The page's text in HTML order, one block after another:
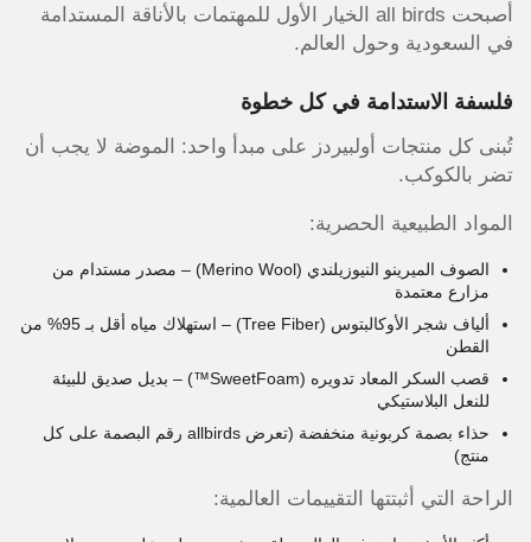
أصبحت all birds الخيار الأول للمهتمات بالأناقة المستدامة
في السعودية وحول العالم.
فلسفة الاستدامة في كل خطوة
تُبنى كل منتجات أولبيردز على مبدأ واحد: الموضة لا يجب أن
تضر بالكوكب.
المواد الطبيعية الحصرية:
الصوف الميرينو النيوزيلندي (Merino Wool) – مصدر مستدام من
مزارع معتمدة
ألياف شجر الأوكالبتوس (Tree Fiber) – استهلاك مياه أقل بـ 95% من
القطن
قصب السكر المعاد تدويره (SweetFoam™) – بديل صديق للبيئة
للنعل البلاستيكي
حذاء بصمة كربونية منخفضة (تعرض allbirds رقم البصمة على كل
منتج)
الراحة التي أثبتتها التقييمات العالمية: